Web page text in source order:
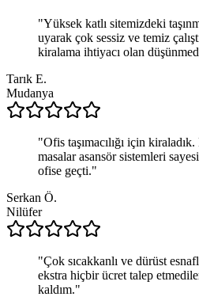
"Yüksek katlı sitemizdeki
uyarak çok sessiz ve temiz
kiralama ihtiyacı olan
Tarık E.
Mudanya
"Ofis taşımacılığı için
masalar asansör sistemleri
ofise geçti."
Serkan Ö.
Nilüfer
"Çok sıcakkanlı ve dürüst
ekstra hiçbir ücret talep
kaldım."